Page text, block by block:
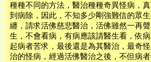
種種不同的方法，醫治種種奇異怪病，
到病除，因此，不知多少剛強難信的眾
纏，請求活佛慈悲醫治，活佛雖然一再
生，不會看病，有病應該請醫生看，依
起病者苦求，最後還是為其醫治，最奇
治的怪病，經過活佛醫治之後，不但病